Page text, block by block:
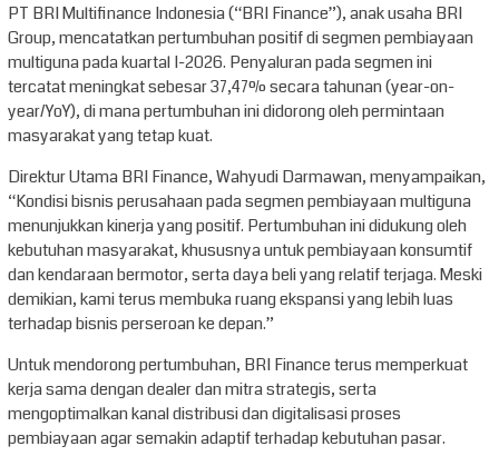
PT BRI Multifinance Indonesia (“BRI Finance”), anak usaha BRI
Group, mencatatkan pertumbuhan positif di segmen pembiayaan
multiguna pada kuartal I-2026. Penyaluran pada segmen ini
tercatat meningkat sebesar 37,47% secara tahunan (year-on-
year/YoY), di mana pertumbuhan ini didorong oleh permintaan
masyarakat yang tetap kuat.
Direktur Utama BRI Finance, Wahyudi Darmawan, menyampaikan,
“Kondisi bisnis perusahaan pada segmen pembiayaan multiguna
menunjukkan kinerja yang positif. Pertumbuhan ini didukung oleh
kebutuhan masyarakat, khususnya untuk pembiayaan konsumtif
dan kendaraan bermotor, serta daya beli yang relatif terjaga. Meski
demikian, kami terus membuka ruang ekspansi yang lebih luas
terhadap bisnis perseroan ke depan.”
Untuk mendorong pertumbuhan, BRI Finance terus memperkuat
kerja sama dengan dealer dan mitra strategis, serta
mengoptimalkan kanal distribusi dan digitalisasi proses
pembiayaan agar semakin adaptif terhadap kebutuhan pasar.